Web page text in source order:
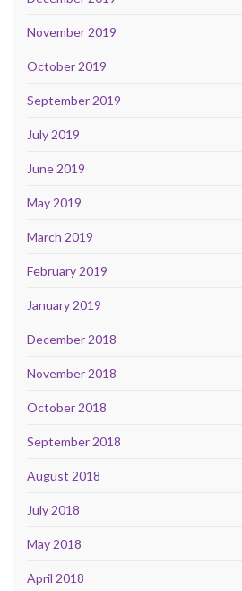
November 2019
October 2019
September 2019
July 2019
June 2019
May 2019
March 2019
February 2019
January 2019
December 2018
November 2018
October 2018
September 2018
August 2018
July 2018
May 2018
April 2018